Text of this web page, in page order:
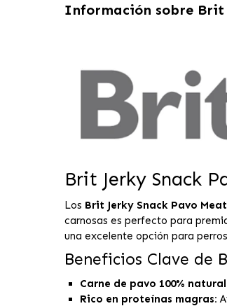
Información sobre Brit
Brit Jerky Snack
Los Brit Jerky Snack Pavo
carnosas es perfecto para
una excelente opción para
Beneficios Clave de
Carne de pavo 100%
Rico en proteínas magras: